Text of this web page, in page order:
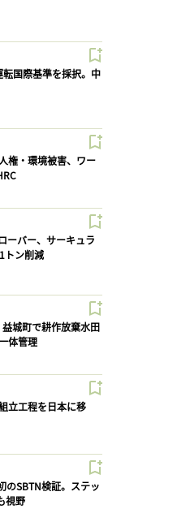
転国際基準を採択。中
権・環境被害、ワー
ーバー、サーキュラ
トン削減
益城町で耕作放棄水田
体管理
立工程を日本に移
のSBTN検証。ステッ
視野